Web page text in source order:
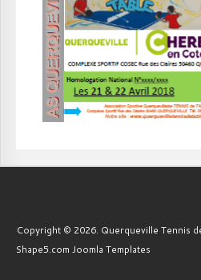
Copyright © 2026. Querqueville Tennis
Shape5.com Joomla Templates